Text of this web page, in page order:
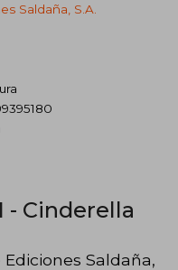
Saldaña, S.A.
- Cinderella
Ediciones Saldaña,